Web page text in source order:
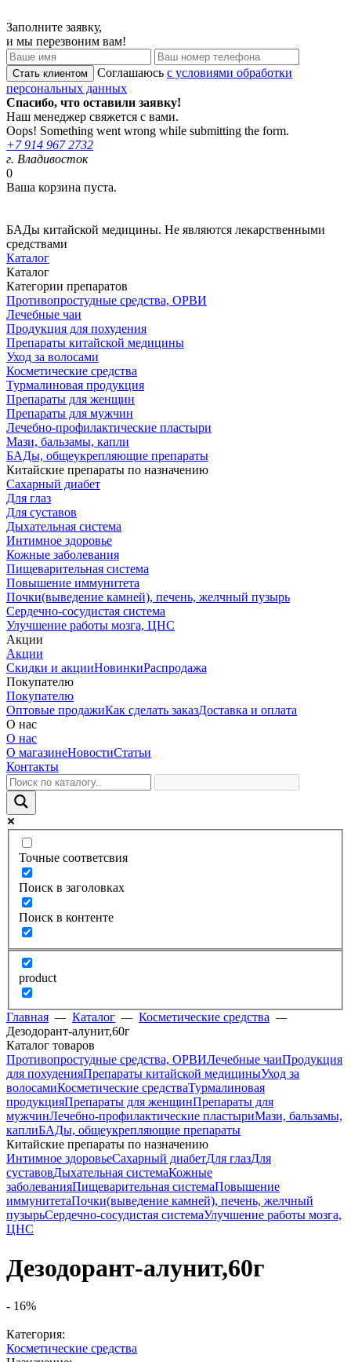
Заполните заявку,
и мы перезвоним вам!
Соглашаюсь с условиями обработки
персональных данных
Спасибо, что оставили заявку!
Наш менеджер свяжется с вами.
Oops! Something went wrong while submitting the form.
+7 914 967 2732
г. Владивосток
0
Ваша корзина пуста.
БАДы китайской медицины. Не являются лекарственными
средствами
Каталог
Каталог
Категории препаратов
Противопростудные средства, ОРВИ
Лечебные чаи
Продукция для похудения
Препараты китайской медицины
Уход за волосами
Косметические средства
Турмалиновая продукция
Препараты для женщин
Препараты для мужчин
Лечебно-профилактические пластыри
Мази, бальзамы, капли
БАДы, общеукрепляющие препараты
Китайские препараты по назначению
Cахарный диабет
Для глаз
Для суставов
Дыхательная система
Интимное здоровье
Кожные заболевания
Пищеварительная система
Повышение иммунитета
Почки(выведение камней), печень, желчный пузырь
Сердечно-сосудистая система
Улучшение работы мозга, ЦНС
Акции
Акции
Скидки и акцииНовинкиРаспродажа
Покупателю
Покупателю
Оптовые продажиКак сделать заказДоставка и оплата
О нас
О нас
О магазинеНовостиСтатьи
Контакты
Точные соответсвия
Поиск в заголовках
Поиск в контенте
product
Главная — Каталог — Косметические средства —
Дезодорант-алунит,60г
Каталог товаров
Противопростудные средства, ОРВИЛечебные чаиПродукция
для похуденияПрепараты китайской медициныУход за
волосамиКосметические средстваТурмалиновая
продукцияПрепараты для женщинПрепараты для
мужчинЛечебно-профилактические пластыриМази, бальзамы,
каплиБАДы, общеукрепляющие препараты
Китайские препараты по назначению
Интимное здоровьеCахарный диабетДля глазДля
суставовДыхательная системаКожные
заболеванияПищеварительная системаПовышение
иммунитетаПочки(выведение камней), печень, желчный
пузырьСердечно-сосудистая системаУлучшение работы мозга,
ЦНС
Дезодорант-алунит,60г
- 16%
Категория:
Косметические средства